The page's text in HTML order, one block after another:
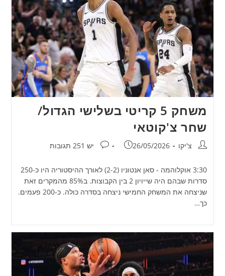
משחק 5 קריטי בשלישי הגדול/
שחר צ'קוטאי
מחבר:צ'יקו פורסם:
26/05/2026 תגובות:
יש 251 תגובות
3:30 אוקלוהמה - סאן אנטוניו (2-2) לאורך ההיסטוריה היו כ-250
סדרות שבהם היה שייויון 2 בין הקבוצות. ב85% מהמקרים זאת
שניצחה את המשחק החמישי ניצחה בסדרה כולה. כ-200 פעמים.
כך…